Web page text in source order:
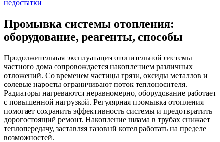
Промывка системы отопления:
оборудование, реагенты, способы
Продолжительная эксплуатация отопительной системы
частного дома сопровождается накоплением различных
отложений. Со временем частицы грязи, оксиды металлов и
солевые наросты ограничивают поток теплоносителя.
Радиаторы нагреваются неравномерно, оборудование работает
с повышенной нагрузкой. Регулярная промывка отопления
помогает сохранить эффективность системы и предотвратить
дорогостоящий ремонт. Накопление шлама в трубах снижает
теплопередачу, заставляя газовый котел работать на пределе
возможностей.